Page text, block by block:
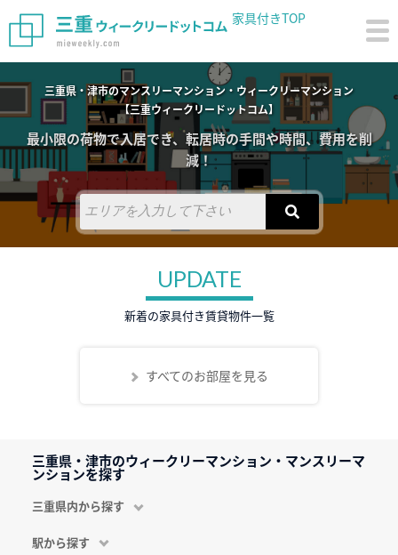
家具付きTOP
三重県・津市のマンスリーマンション・ウィークリーマンション
【三重ウィークリードットコム】
最小限の荷物で入居でき、転居時の手間や時間、費用を削
減！
UPDATE
新着の家具付き賃貸物件一覧
すべてのお部屋を見る
三重県・津市のウィークリーマンション・マンスリーマ
ンションを探す
三重県内から探す
駅から探す